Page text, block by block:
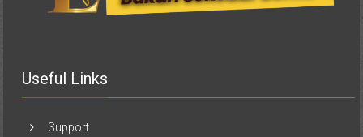
Useful Links
Support